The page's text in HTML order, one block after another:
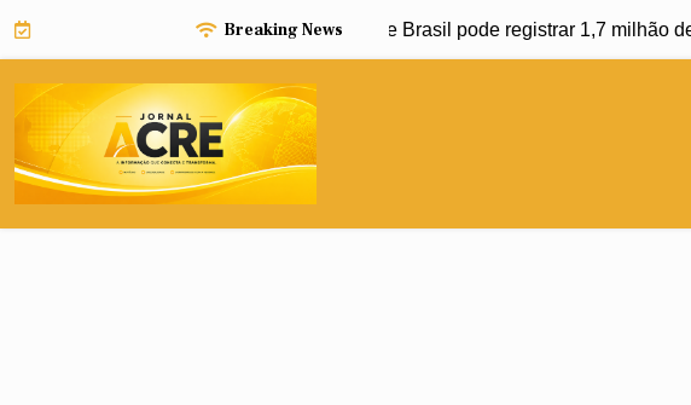
Breaking News
pode impulsionar avanço da dengue e Brasil pode registrar 1,7 milhão de